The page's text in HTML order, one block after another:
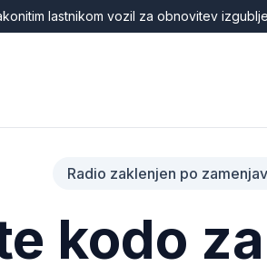
lastnikom vozil za obnovitev
Radio zaklenjen po
kodo